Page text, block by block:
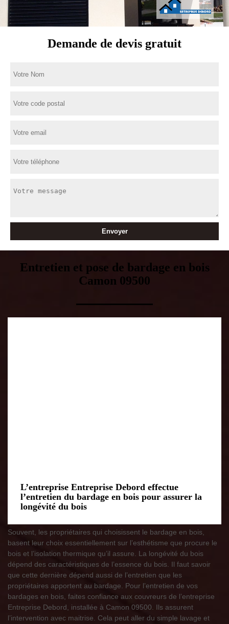
Demande de devis gratuit
Entretien et pose de bardage en bois
Camon 09500
L’entreprise Entreprise Debord effectue
l’entretien du bardage en bois pour assurer la
longévité du bois
Souvent, les propriétaires qui choisissent le bardage en bois,
basent leur choix essentiellement sur l’esthétisme que procure le
bois et l’isolation thermique qu’il assure. La longévité du bois
dépend des caractéristiques de l’essence du bois. Il faut savoir
que cette dernière dépend aussi de l’entretien que les
propriétaires apportent au bardage. Pour l’entretien de vos
bardages en bois, faites confiance aux couvreurs de l’entreprise
Entreprise Debord, installée à Camon 09500. Ils assurent
l’intervention avec maitrise. Cela peut aller du simple lavage et